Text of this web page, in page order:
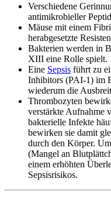
Verschiedene
antimikrobieller
Mäuse mit einem
herabgesetzte
Bakterien werden in
XIII eine Rolle spielt.
Eine Sepsis führt zu
Inhibitors (PAI-1) im
wiederum die
Thrombozyten
verstärkte Aufnahme
bakterielle Infekte
bewirken sie damit
durch den Körper.
(Mangel an
einem erhöhten
Sepsisrisikos.